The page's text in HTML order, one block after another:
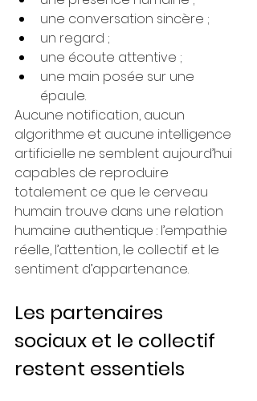
une conversation sincère ;
un regard ;
une écoute attentive ;
une main posée sur une
épaule.
Aucune notification, aucun
algorithme et aucune intelligence
artificielle ne semblent aujourd’hui
capables de reproduire
totalement ce que le cerveau
humain trouve dans une relation
humaine authentique : l’empathie
réelle, l’attention, le collectif et le
sentiment d’appartenance.
Les partenaires
sociaux et le collectif
restent essentiels